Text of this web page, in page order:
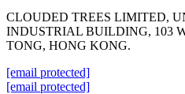
CLOUDED TREES LIMITED,
INDUSTRIAL BUILDING, 103
TONG, HONG KONG.
[email protected]
[email protected]